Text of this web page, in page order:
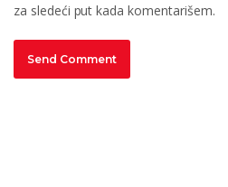
za sledeći put kada komentarišem.